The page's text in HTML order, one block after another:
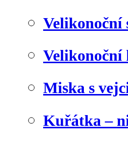
Velikonoční
Miska s
Kuřátka –